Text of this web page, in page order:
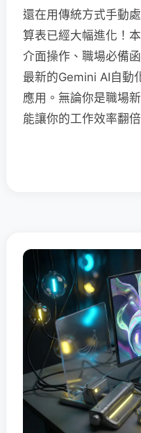
還在用傳統方式手動
算表已經大幅進化！
介面操作、職場必備
最新的Gemini AI自動
應用。無論你是職場
能讓你的工作效率翻